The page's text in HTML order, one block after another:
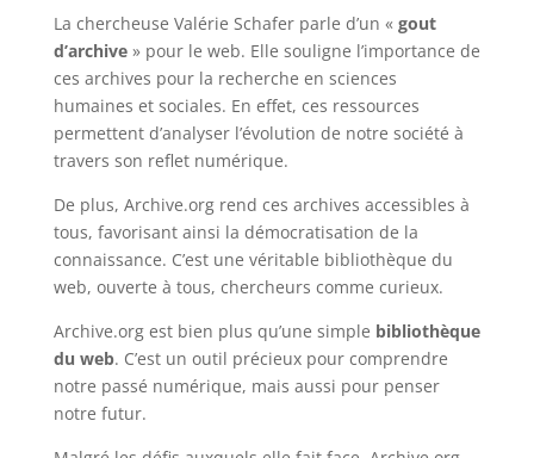
La chercheuse Valérie Schafer parle d’un « gout
d’archive» pour le web. Elle souligne l’importance de
ces archives pour la recherche en sciences
humaines et sociales. En effet, ces ressources
permettent d’analyser l’évolution de notre société à
travers son reflet numérique.
De plus, Archive.org rend ces archives accessibles à
tous, favorisant ainsi la démocratisation de la
connaissance. C’est une véritable bibliothèque du
web, ouverte à tous, chercheurs comme curieux.
Archive.org est bien plus qu’une simple bibliothèque
du web. C’est un outil précieux pour comprendre
notre passé numérique, mais aussi pour penser
notre futur.